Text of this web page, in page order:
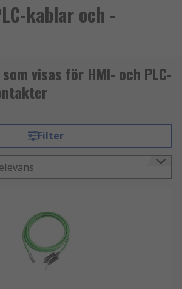
kablar och -
visas för HMI- och PLC-
Filter